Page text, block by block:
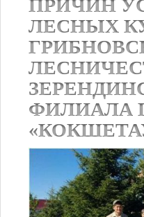
ПРИЧИН
ЛЕСНЫХ
ФИЛИАЛА